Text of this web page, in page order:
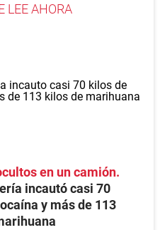
LEE AHORA
en un camión
incautó casi 70
y más de 113